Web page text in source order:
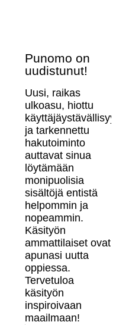
Punomo on
uudistunut!
Uusi, raikas
ulkoasu, hiottu
ja tarkennettu
hakutoiminto
auttavat sinua
löytämään
monipuolisia
sisältöjä entistä
helpommin ja
nopeammin.
Käsityön
ammattilaiset ovat
apunasi uutta
oppiessa.
Tervetuloa
käsityön
inspiroivaan
maailmaan!